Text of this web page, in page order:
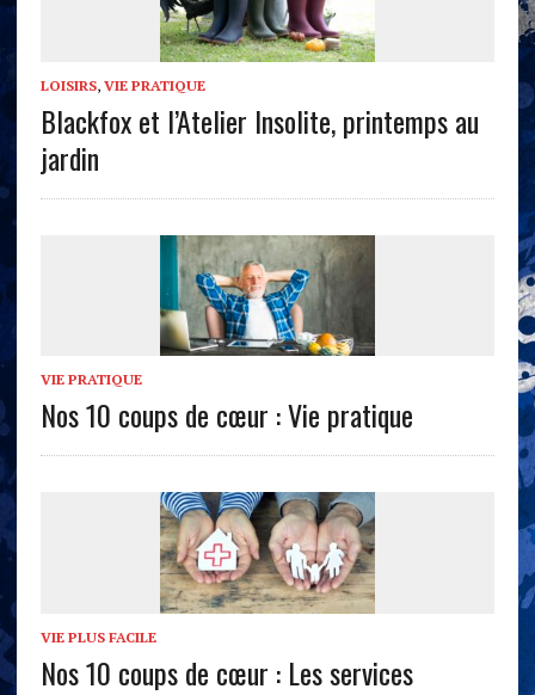
LOISIRS, VIE PRATIQUE
Blackfox et l’Atelier Insolite, printemps au
jardin
VIE PRATIQUE
Nos 10 coups de cœur : Vie pratique
VIE PLUS FACILE
Nos 10 coups de cœur : Les services